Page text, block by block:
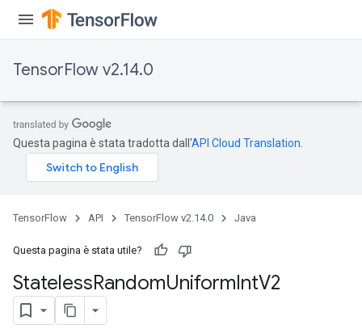
TensorFlow v2.14.0
Questa pagina è stata tradotta dall'API Cloud Translation
TensorFlow API TensorFlow v2.14.0 Java
Questa pagina è stata utile?
StatelessRandomUniformIntV2